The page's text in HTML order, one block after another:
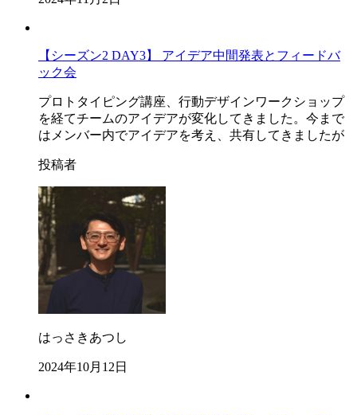
【シーズン2 DAY3】 アイデア中間発表とフィードバ
ック会
プロトタイピング講座、行動デザインワークショップ
を経てチームのアイデアが変化してきました。今まで
はメンバー内でアイデアを考え、共有してきましたが
投稿者
はっさきあつし
2024年10月12日